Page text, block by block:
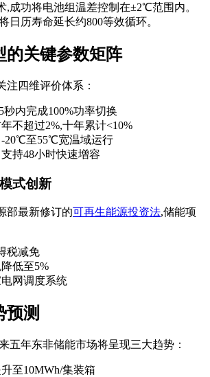
,成功将电池组温差控制在±2℃范围内。
日历寿命延长约800等效循环。
的关键参数矩阵
注四维评价体系：
秒内完成100%功率切换
年不超过2%,十年累计<10%
-20℃至55℃宽温域运行
支持48小时快速增容
式创新
部最新修订的可再生能源投资法,储能项
税减免
低至5%
网调度系统
预测
五年东非储能市场将呈现三大趋势：
至10MWh/集装箱